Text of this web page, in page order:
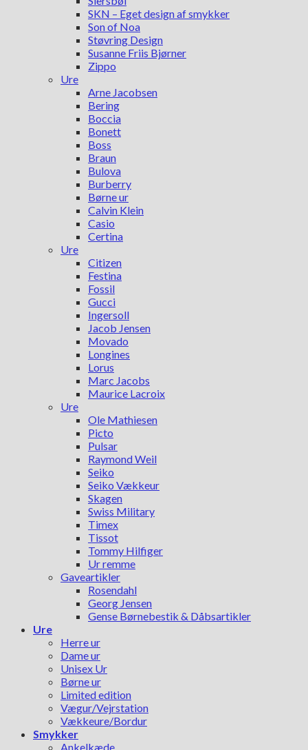
SKN – Eget design af smykker
Son of Noa
Støvring Design
Susanne Friis Bjørner
Zippo
Ure
Arne Jacobsen
Bering
Boccia
Bonett
Boss
Braun
Bulova
Burberry
Børne ur
Calvin Klein
Casio
Certina
Ure
Citizen
Festina
Fossil
Gucci
Ingersoll
Jacob Jensen
Movado
Longines
Lorus
Marc Jacobs
Maurice Lacroix
Ure
Ole Mathiesen
Picto
Pulsar
Raymond Weil
Seiko
Seiko Vækkeur
Skagen
Swiss Military
Timex
Tissot
Tommy Hilfiger
Ur remme
Gaveartikler
Rosendahl
Georg Jensen
Gense Børnebestik & Dåbsartikler
Ure
Herre ur
Dame ur
Unisex Ur
Børne ur
Limited edition
Vægur/Vejrstation
Vækkeure/Bordur
Smykker
Ankelkæde